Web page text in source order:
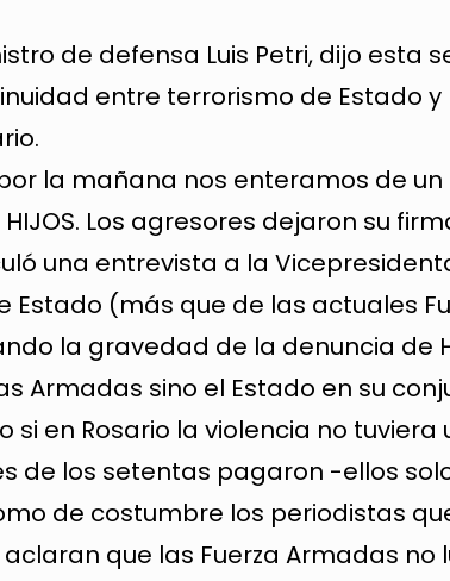
de defensa Luis Petri, dijo esta
entre terrorismo de Estado
la mañana nos enteramos de
Los agresores dejaron su
una entrevista a la
Estado (más que de las actuales
la gravedad de la denuncia de
Armadas sino el Estado en su
si en Rosario la violencia no
de los setentas pagaron -ellos
de costumbre los periodistas
que las Fuerza Armadas no